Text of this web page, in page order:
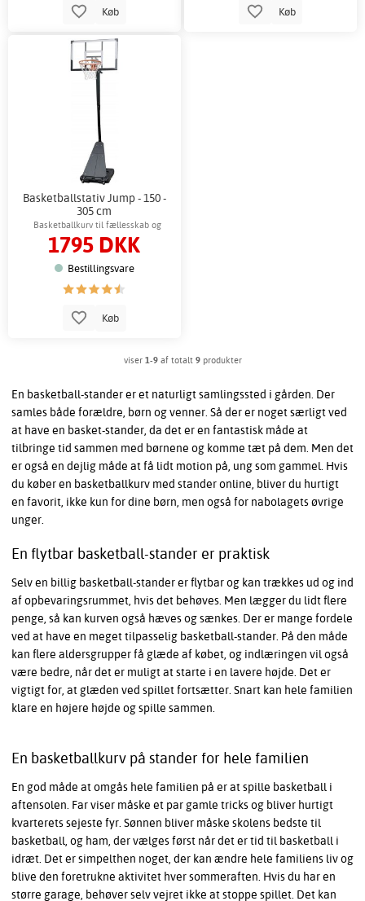
Køb Køb
Basketballstativ Jump - 150 -
305 cm
Basketballkurv til fællesskab og
træning
1795 DKK
Bestillingsvare
Køb
viser 1-9af totalt 9produkter
En basketball-stander er et naturligt samlingssted i gården. Der
samles både forældre, børn og venner. Så der er noget særligt ved
at have en basket-stander, da det er en fantastisk måde at
tilbringe tid sammen med børnene og komme tæt på dem. Men det
er også en dejlig måde at få lidt motion på, ung som gammel. Hvis
du køber en basketballkurv med stander online, bliver du hurtigt
en favorit, ikke kun for dine børn, men også for nabolagets øvrige
unger.
En flytbar basketball-stander er praktisk
Selv en billig basketball-stander er flytbar og kan trækkes ud og ind
af opbevaringsrummet, hvis det behøves. Men lægger du lidt flere
penge, så kan kurven også hæves og sænkes. Der er mange fordele
ved at have en meget tilpasselig basketball-stander. På den måde
kan flere aldersgrupper få glæde af købet, og indlæringen vil også
være bedre, når det er muligt at starte i en lavere højde. Det er
vigtigt for, at glæden ved spillet fortsætter. Snart kan hele familien
klare en højere højde og spille sammen.
En basketballkurv på stander for hele familien
En god måde at omgås hele familien på er at spille basketball i
aftensolen. Far viser måske et par gamle tricks og bliver hurtigt
kvarterets sejeste fyr. Sønnen bliver måske skolens bedste til
basketball, og ham, der vælges først når det er tid til basketball i
idræt. Det er simpelthen noget, der kan ændre hele familiens liv og
blive den foretrukne aktivitet hver sommeraften. Hvis du har en
større garage, behøver selv vejret ikke at stoppe spillet. Det kan